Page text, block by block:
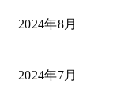
2024年8月
2024年7月